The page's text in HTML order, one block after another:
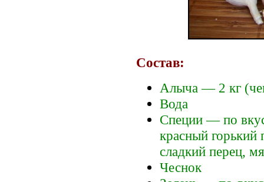
Состав:
Алыча — 2 кг
Вода
Специи — по
красный горький
сладкий перец,
Чеснок